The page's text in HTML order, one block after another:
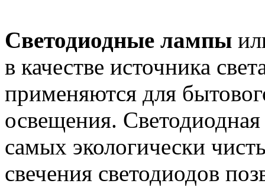
Светодиодные лампы
в качестве источника
применяются для
освещения.
самых экологически
свечения светодиодов